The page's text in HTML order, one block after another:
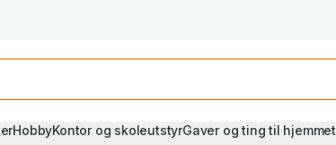
HobbyKontor og skoleutstyrGaver og ting til hjemmet